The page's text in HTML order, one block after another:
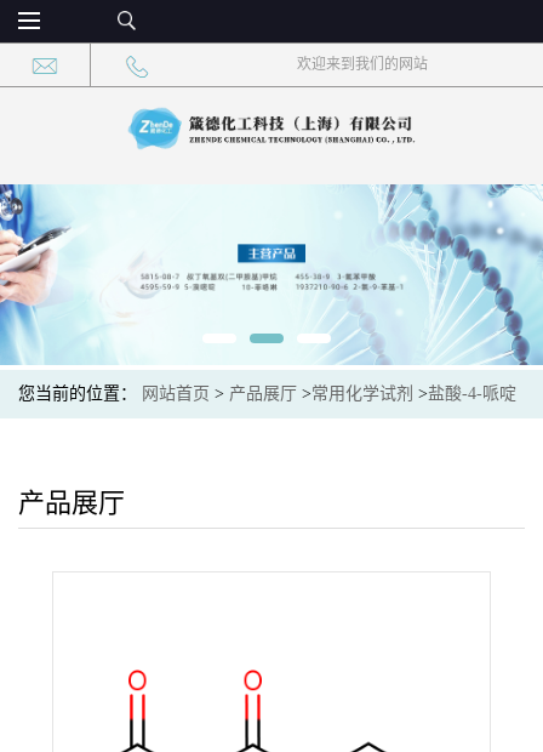
欢迎来到我们的网站
您当前的位置： 网站首页 > 产品展厅 >常用化学试剂 >盐酸-4-哌啶
产品展厅